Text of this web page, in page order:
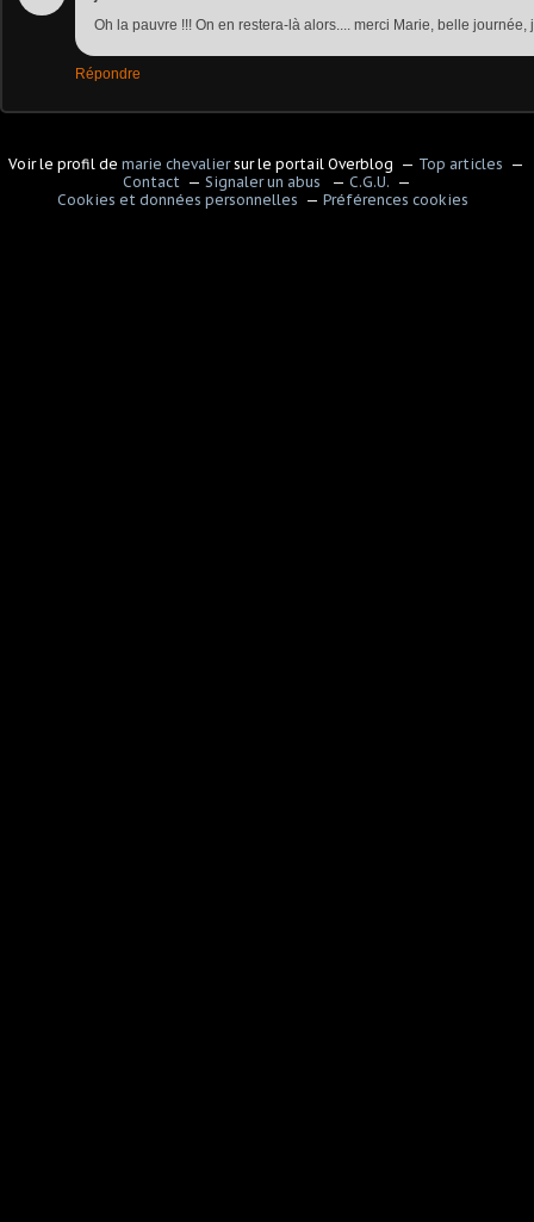
Oh la pauvre !!! On en restera-là alors.... merci Marie, belle journée,
Répondre
Voir le profil demarie chevaliersur le portail Overblog
Top articles
Contact
Signaler un abus
C.G.U.
Cookies et données personnelles
Préférences cookies